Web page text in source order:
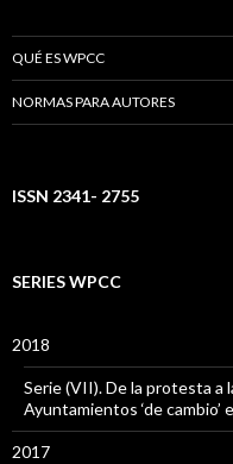
QUÉ ES WPCC
NORMAS PARA AUTORES
ISSN 2341- 2755
SERIES WPCC
2018
Serie (VII). De la protesta a
Ayuntamientos ‘de cambio’
2017